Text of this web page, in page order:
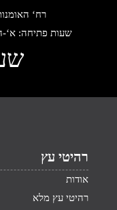
רח‘ האומנות 20 , א.ת חדש נתניה,
שעות פתיחה: א‘-ה‘ 10:00-18:00 , שישי: 9:00-
רהיטי עץ
אודות
רהיטי עץ מלא